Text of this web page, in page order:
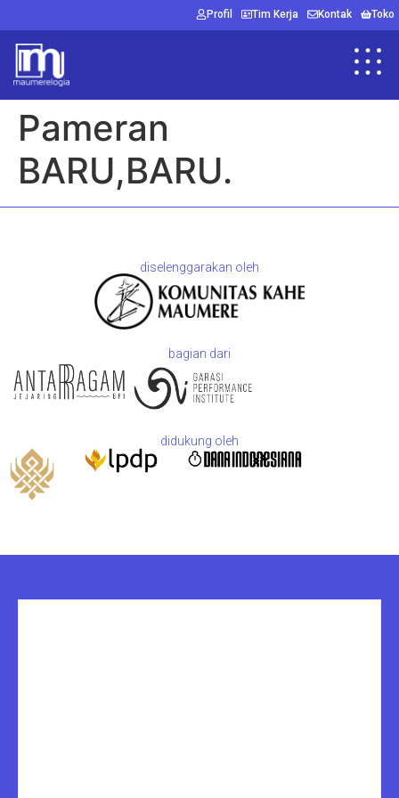
Toko
Kontak
Tim Kerja
Profil
Pameran
BARU,BARU.
diselenggarakan oleh
bagian dari
didukung oleh